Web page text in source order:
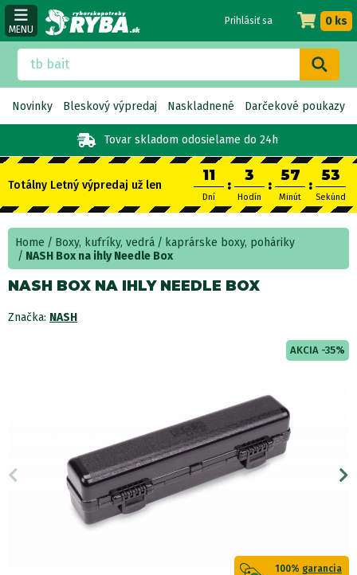
MENU
Tovar skladom odosielame do 24h
Prihlásiť sa 0 ks
Novinky Bleskový výpredaj Naskladnené Darčekové poukazy
Totálny Letný výpredaj už len
11
Dní
:
3
Hodín
:
57
Minút
:
52
Sekúnd
Home Boxy, kufríky, vedrá
kaprárske boxy, poháriky
NASH Box na ihly Needle Box
NASH BOX NA IHLY NEEDLE BOX
Značka: NASH
AKCIA -35%
100% garancia